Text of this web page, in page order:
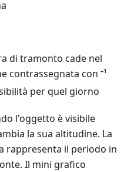
di tramonto cade nel
contrassegnata con ⁺¹
per quel giorno
l'oggetto è visibile
la sua altitudine. La
rappresenta il periodo in
Il mini grafico